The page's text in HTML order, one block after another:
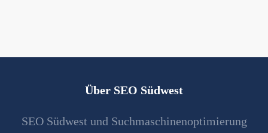
Über SEO Südwest
SEO Südwest und Suchmaschinenoptimierung